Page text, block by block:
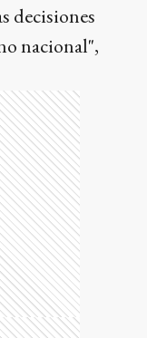
decisiones
nacional",